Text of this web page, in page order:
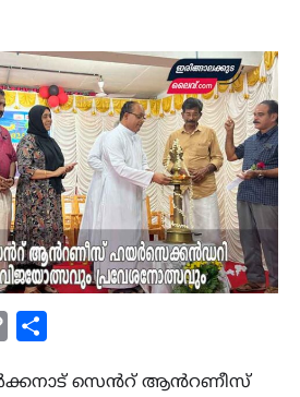
Copy
സെൻറ് ആൻറണീസ്